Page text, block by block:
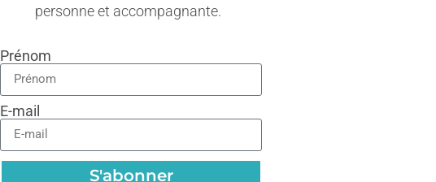
personne et accompagnante.
Prénom
E-mail
S'abonner